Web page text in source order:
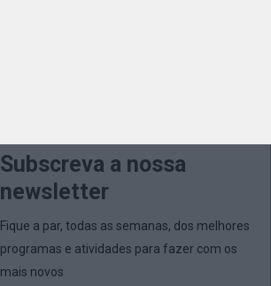
Subscreva a nossa
newsletter
Fique a par, todas as semanas, dos melhores
programas e atividades para fazer com os
mais novos